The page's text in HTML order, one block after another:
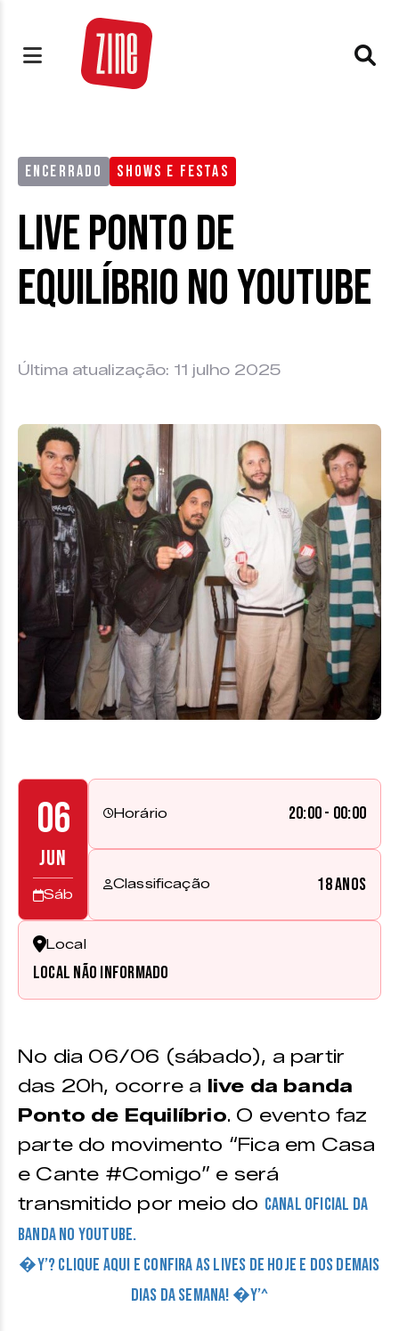
ENCERRADO SHOWS E FESTAS
Live Ponto de
Equilíbrio no Youtube
Última atualização: 11 julho 2025
06
JUN
Sáb
Horário 20:00 - 00:00
Classificação 18 anos
Local
Local não informado
No dia 06/06 (sábado), a partir
das 20h, ocorre a live da banda
Ponto de Equilíbrio. O evento faz
parte do movimento “Fica em Casa
e Cante #Comigo” e será
transmitido por meio do canal oficial da
banda no Youtube.
�Y’? CLIQUE AQUI E CONFIRA AS LIVES DE HOJE E DOS DEMAIS
DIAS DA SEMANA! �Y’^